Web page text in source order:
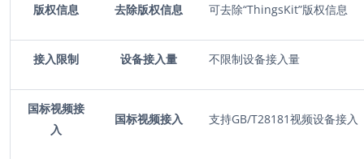
版权信息 去除版权信息 可去除“ThingsKit”版权信息
接入限制 设备接入量 不限制设备接入量
国标视频接
入
国标视频接入 支持GB/T28181视频设备接入